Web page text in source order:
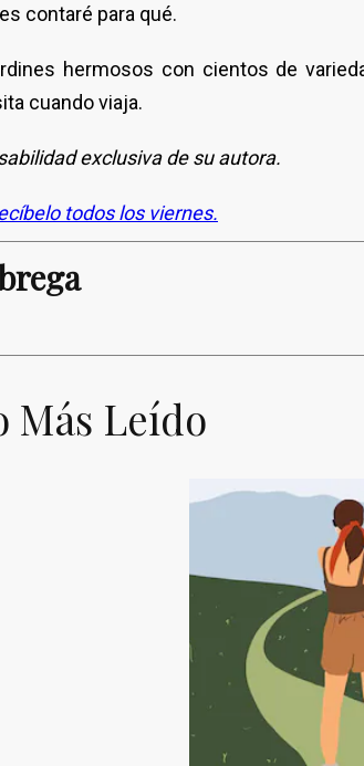
contaré para qué.
hermosos con cientos de
cuando viaja.
exclusiva de su autora.
todos los viernes.
Más Leído